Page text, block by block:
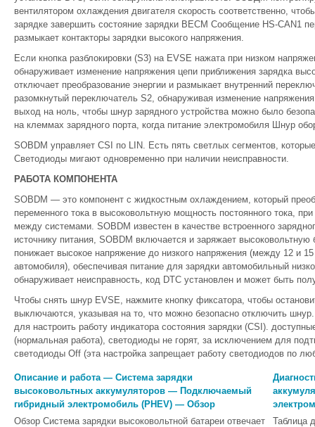
вентилятором охлаждения двигателя скорость соответственно,
зарядке завершить состояние зарядки BECM Сообщение HS-CAN1
размыкает контакторы зарядки высокого напряжения.
Если кнопка разблокировки (S3) на EVSE нажата при низком
обнаруживает изменение напряжения цепи приближения зарядка
отключает преобразование энергии и размыкает внутренний
разомкнутый переключатель S2, обнаруживая изменение
выход на ноль, чтобы шнур зарядного устройства можно было
на клеммах зарядного порта, когда питание электромобиля Шнур
SOBDM управляет CSI по LIN. Есть пять светлых сегментов,
Светодиоды мигают одновременно при наличии неисправности.
РАБОТА КОМПОНЕНТА
SOBDM — это компонент с жидкостным охлаждением, который
переменного тока в высоковольтную мощность постоянного тока,
между системами. SOBDM известен в качестве встроенного
источнику питания, SOBDM включается и заряжает
понижает высокое напряжение до низкого напряжения (между 12 и
автомобиля), обеспечивая питание для зарядки автомобильный
обнаруживает неисправность, код DTC установлен и может быть
Чтобы снять шнур EVSE, нажмите кнопку фиксатора, чтобы
выключаются, указывая на то, что можно безопасно отключить
для настроить работу индикатора состояния зарядки (CSI).
(нормальная работа), светодиоды не горят, за исключением для
светодиоды Off (эта настройка запрещает работу светодиодов по
Описание и работа — Система зарядки
высоковольтных аккумуляторов — Подключаемый
гибридный электромобиль (PHEV) — Обзор
Обзор Система зарядки высоковольтной батареи отвечает
Таблица